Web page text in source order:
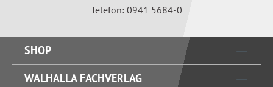
Telefon: 0941 5684-0
SHOP
WALHALLA FACHVERLAG